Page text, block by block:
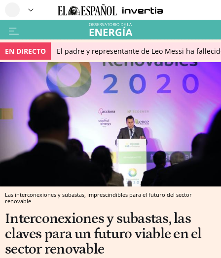
EN DIRECTO El padre y representante de Leo Messi ha
Las interconexiones y subastas, imprescindibles para el futuro del sector
renovable
Interconexiones y subastas, las
claves para un futuro viable en el
sector renovable